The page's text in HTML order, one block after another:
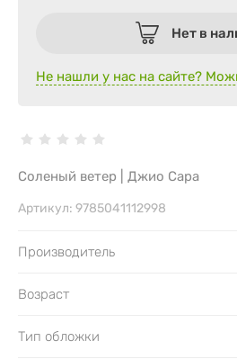
Нет в
Не нашли у нас на сайте?
Соленый ветер | Джио Сара
Артикул: 9785041112998
Производитель
Возраст
Тип обложки